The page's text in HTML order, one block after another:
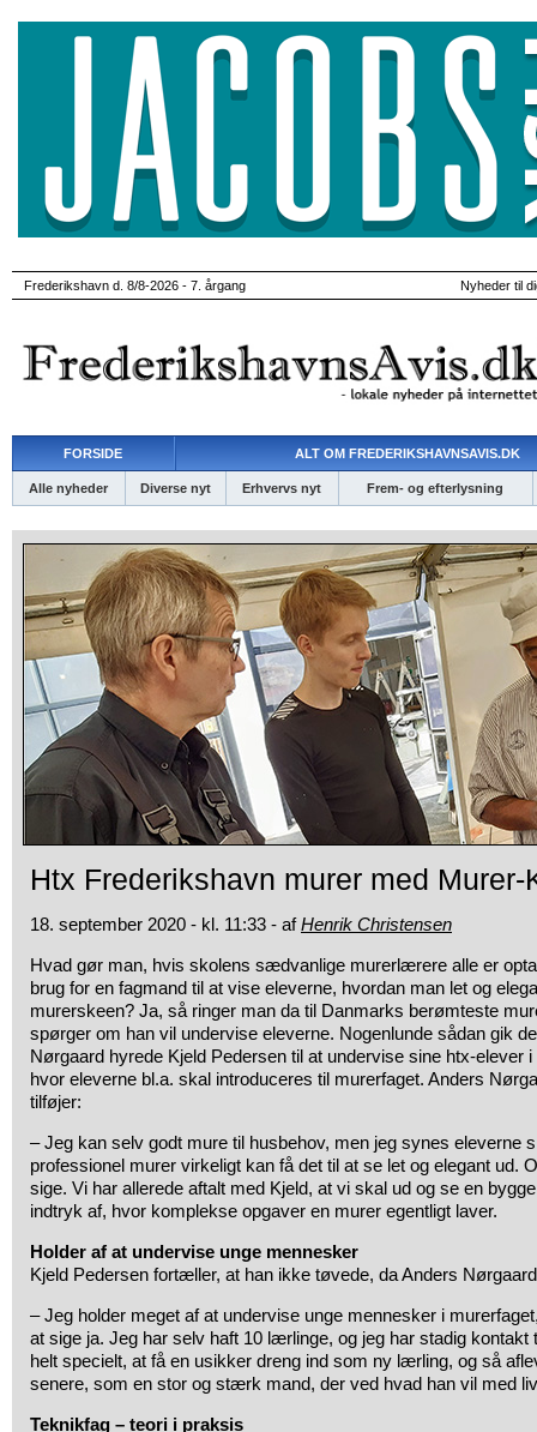
Frederikshavn d. 8/8-2026 - 7. årgang Nyheder til
FORSIDE ALT OM FREDERIKSHAVNSAVIS.DK
Alle nyheder Diverse nyt Erhvervs nyt Frem- og efterlysning
Htx Frederikshavn murer med Murer-
18. september 2020 - kl. 11:33 - afHenrik Christensen
Hvad gør man, hvis skolens sædvanlige murerlærere alle er
brug for en fagmand til at vise eleverne, hvordan man let og
murerskeen? Ja, så ringer man da til Danmarks berømteste
spørger om han vil undervise eleverne. Nogenlunde sådan gik
Nørgaard hyrede Kjeld Pedersen til at undervise sine htx-elever i
hvor eleverne bl.a. skal introduceres til murerfaget. Anders
tilføjer:
– Jeg kan selv godt mure til husbehov, men jeg synes eleverne
professionel murer virkeligt kan få det til at se let og elegant ud.
sige. Vi har allerede aftalt med Kjeld, at vi skal ud og se en
indtryk af, hvor komplekse opgaver en murer egentligt laver.
Holder af at undervise unge mennesker
Kjeld Pedersen fortæller, at han ikke tøvede, da Anders
– Jeg holder meget af at undervise unge mennesker i
at sige ja. Jeg har selv haft 10 lærlinge, og jeg har stadig kontakt
helt specielt, at få en usikker dreng ind som ny lærling, og så
senere, som en stor og stærk mand, der ved hvad han vil med
Teknikfag – teori i praksis